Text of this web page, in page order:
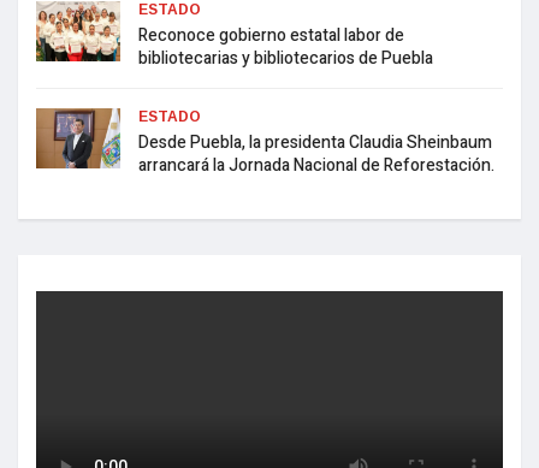
ESTADO
Reconoce gobierno estatal labor de
bibliotecarias y bibliotecarios de Puebla
ESTADO
Desde Puebla, la presidenta Claudia Sheinbaum
arrancará la Jornada Nacional de Reforestación.